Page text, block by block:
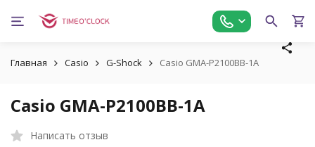
Главная Casio G-Shock Casio GMA-P2100BB-1A
Casio GMA-P2100BB-1A
Написать отзыв